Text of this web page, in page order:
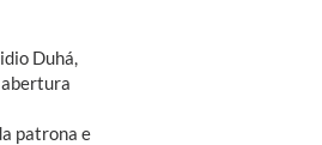
Duhá,
abertura
patrona e